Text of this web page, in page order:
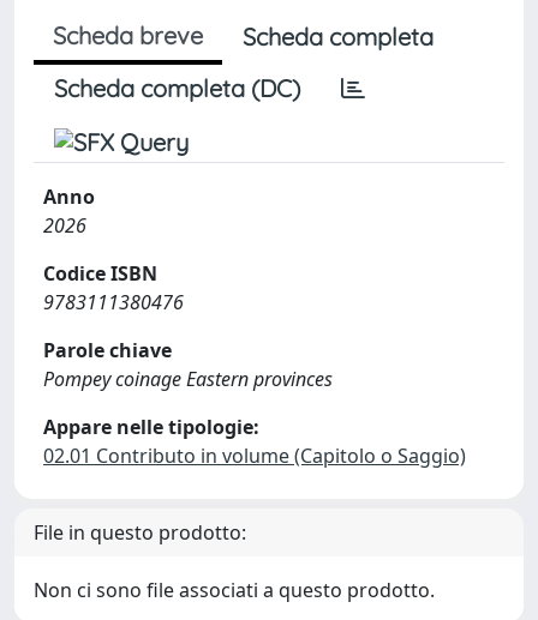
Scheda breve
Scheda completa
Scheda completa (DC)
Anno
2026
Codice ISBN
9783111380476
Parole chiave
Pompey coinage Eastern provinces
Appare nelle tipologie:
02.01 Contributo in volume (Capitolo o Saggio)
File in questo prodotto:
Non ci sono file associati a questo prodotto.